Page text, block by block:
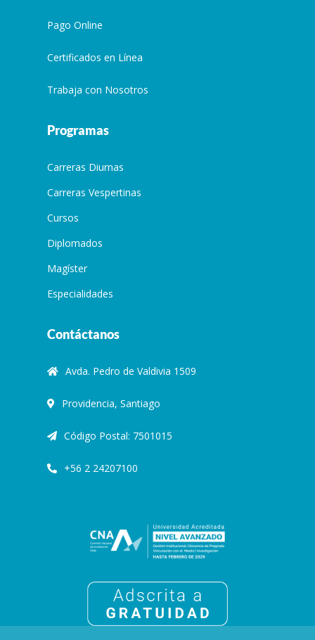
Pago Online
Certificados en Línea
Trabaja con Nosotros
Programas
Carreras Diurnas
Carreras Vespertinas
Cursos
Diplomados
Magíster
Especialidades
Contáctanos
Avda. Pedro de Valdivia 1509
Providencia, Santiago
Código Postal: 7501015
+56 2 24207100